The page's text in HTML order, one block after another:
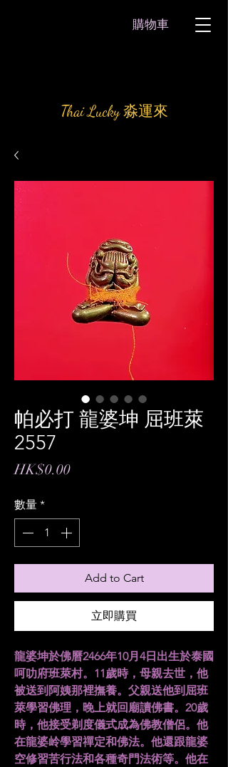
購物車
Thai Lucky 淼運來
帕必打 龍婆坤 屈班萊
2557
HK$0.00價
數量 *
Add to Cart
立即購買
龍婆坤於佛曆2466年10月4日出生於泰國
呵叻府班萊村。11歲時，母親去世，他
被送到阿姨那裡撫養。父親送他到屈班
萊學習佛理，晚上就回廟讀佛書。20歲
時，他接受剃度儀式成為佛教僧侶。他
在龍婆岭學習禪定和佛法。他還跟龍婆
空修習苦行法和各種奇門法術等。他在